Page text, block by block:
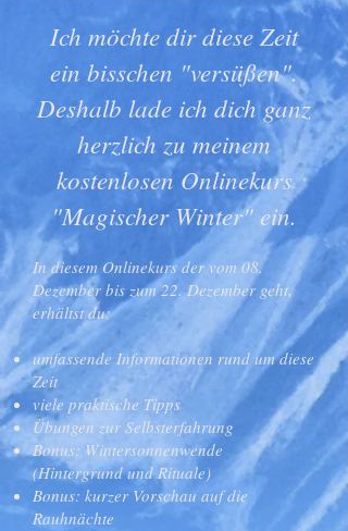
Ich möchte dir diese Zeit
ein bisschen "versüßen".
Deshalb lade ich dich ganz
herzlich zu meinem
kostenlosen Onlinekurs
"Magischer Winter" ein.
In diesem Onlinekurs der vom 08.
Dezember bis zum 22. Dezember geht,
erhältst du:
umfassende Informationen rund um diese
Zeit
viele praktische Tipps
Übungen zur Selbsterfahrung
Bonus: Wintersonnenwende
(Hintergrund und Rituale)
Bonus: kurzer Vorschau auf die
Rauhnächte